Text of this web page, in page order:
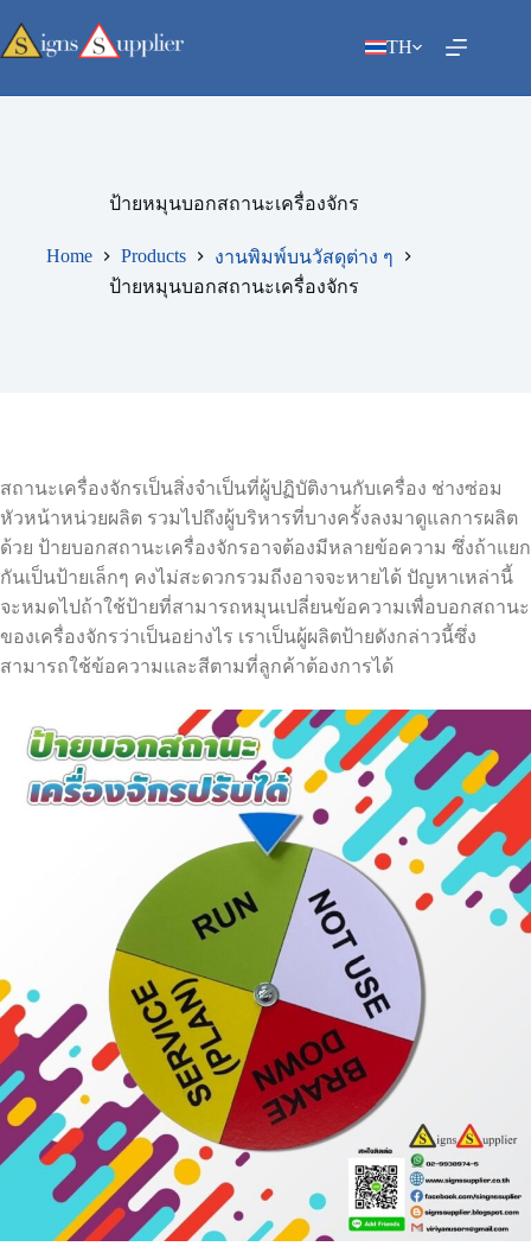
content
TH
ป้ายหมุนบอกสถานะเครื่องจักร
Home Products
งานพิมพ์บนวัสดุต่าง ๆ
ป้ายหมุนบอกสถานะเครื่องจักร
สถานะเครื่องจักรเป็นสิ่งจำเป็นที่ผู้ปฏิบัติงานกับเครื่อง ช่างซ่อม
หัวหน้าหน่วยผลิต รวมไปถึงผู้บริหารที่บางครั้งลงมาดูแลการผลิต
ด้วย ป้ายบอกสถานะเครื่องจักรอาจต้องมีหลายข้อความ ซึ่งถ้าแยก
กันเป็นป้ายเล็กๆ คงไม่สะดวกรวมถีงอาจจะหายได้ ปัญหาเหล่านี้
จะหมดไปถ้าใช้ป้ายที่สามารถหมุนเปลี่ยนข้อความเพื่อบอกสถานะ
ของเครื่องจักรว่าเป็นอย่างไร เราเป็นผู้ผลิตป้ายดังกล่าวนี้ซึ่ง
สามารถใช้ข้อความและสีตามที่ลูกค้าต้องการได้